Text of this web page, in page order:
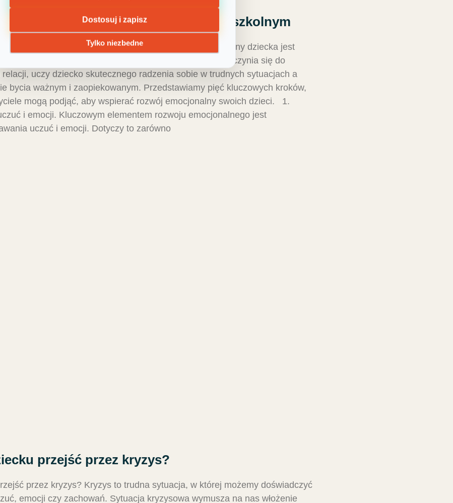
emocjonalnego dzieci w wieku szkolnym
dzieci w wieku szkolnym Rozwój emocjonalny dziecka jest
intelektualny. Właściwe wsparcie w tym obszarze przyczynia się do
uczy dziecko skutecznego radzenia sobie w trudnych sytuacjach a
bycia ważnym i zaopiekowanym. Przedstawiamy pięć kluczowych kroków,
mogą podjąć, aby wspierać rozwój emocjonalny swoich dzieci. 1.
i emocji. Kluczowym elementem rozwoju emocjonalnego jest
uczuć i emocji. Dotyczy to zarówno
przejść przez kryzys?
przez kryzys? Kryzys to trudna sytuacja, w której możemy doświadczyć
emocji czy zachowań. Sytuacja kryzysowa wymusza na nas włożenie
Dostosuj i zapisz
Tylko niezbedne